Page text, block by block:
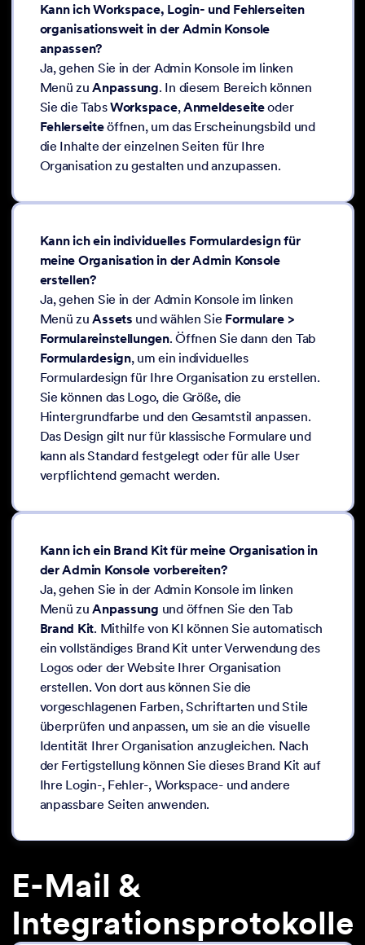
Kann ich Workspace, Login- und Fehlerseiten
organisationsweit in der Admin Konsole
anpassen?
Ja, gehen Sie in der Admin Konsole im linken
Menü zuAnpassung. In diesem Bereich können
Sie die TabsWorkspace,Anmeldeseiteoder
Fehlerseiteöffnen, um das Erscheinungsbild und
die Inhalte der einzelnen Seiten für Ihre
Organisation zu gestalten und anzupassen.
Kann ich ein individuelles Formulardesign für
meine Organisation in der Admin Konsole
erstellen?
Ja, gehen Sie in der Admin Konsole im linken
Menü zuAssets und wählen Sie Formulare >
Formulareinstellungen. Öffnen Sie dann den Tab
Formulardesign, um ein individuelles
Formulardesign für Ihre Organisation zu erstellen.
Sie können das Logo, die Größe, die
Hintergrundfarbe und den Gesamtstil anpassen.
Das Design gilt nur für klassische Formulare und
kann als Standard festgelegt oder für alle User
verpflichtend gemacht werden.
Kann ich ein Brand Kit für meine Organisation in
der Admin Konsole vorbereiten?
Ja, gehen Sie in der Admin Konsole im linken
Menü zuAnpassung und öffnen Sie den Tab
Brand Kit. Mithilfe von KI können Sie automatisch
ein vollständiges Brand Kit unter Verwendung des
Logos oder der Website Ihrer Organisation
erstellen. Von dort aus können Sie die
vorgeschlagenen Farben, Schriftarten und Stile
überprüfen und anpassen, um sie an die visuelle
Identität Ihrer Organisation anzugleichen. Nach
der Fertigstellung können Sie dieses Brand Kit auf
Ihre Login-, Fehler-, Workspace- und andere
anpassbare Seiten anwenden.
E-Mail &
Integrationsprotokolle